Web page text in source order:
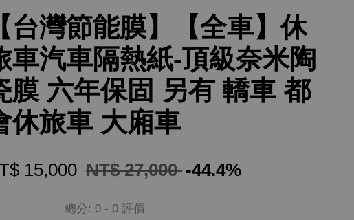
【台灣節能膜】【全車】休
車汽車隔熱紙-頂級奈米陶
膜 六年保固 另有 轎車 都
休旅車 大廂車
15,000 NT$ 27,000 -44.4%
總分: 0 - 0 評價